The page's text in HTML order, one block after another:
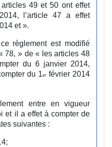
49 et 50 ont effet
l’article 47 a effet
et ».
règlement est modifié
78, » de « les articles 48
du 6 janvier 2014,
du 1erfévrier 2014
entre en vigueur
et il a effet à compter de
suivantes :